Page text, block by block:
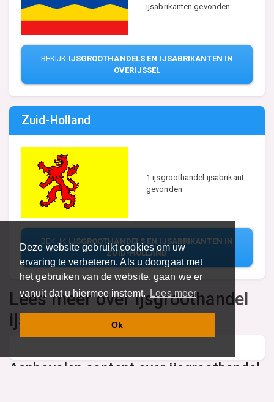
Deze website gebruikt cookies om uw
ervaring te verbeteren. Als u doorgaat met
het gebruiken van de website, gaan we er
vanuit dat u hiermee instemt.Lees meer
Ok
ijsabrikanten gevonden
BEKIJK IJSGROOTHANDELS EN IJSABRIKANTEN IN
OVERIJSSEL
Zuid-Holland
1 ijsgroothandel ijsabrikant
gevonden
BEKIJK IJSGROOTHANDELS EN IJSABRIKANTEN IN
ZUID-HOLLAND
Lees meer over ijsgroothandel
ijsabrikant
Aanbevolen content over ijsgroothandel